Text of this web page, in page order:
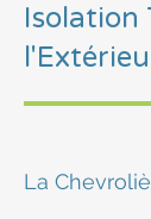
Isolation
La